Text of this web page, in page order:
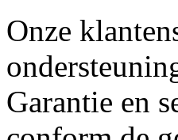
Onze
Garantie en